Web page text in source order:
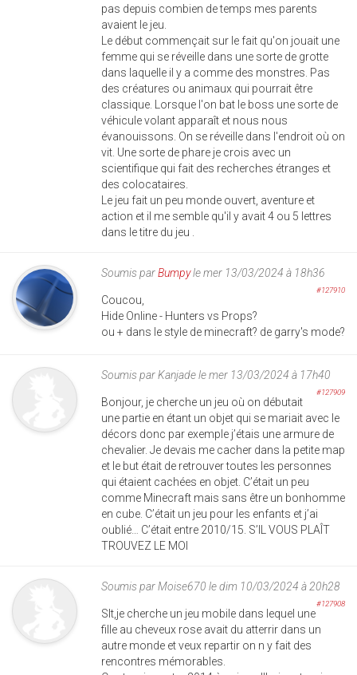
pas depuis combien de temps mes parents
avaient le jeu.
Le début commençait sur le fait qu'on jouait une
femme qui se réveille dans une sorte de grotte
dans laquelle il y a comme des monstres. Pas
des créatures ou animaux qui pourrait être
classique. Lorsque l'on bat le boss une sorte de
véhicule volant apparaît et nous nous
évanouissons. On se réveille dans l'endroit où on
vit. Une sorte de phare je crois avec un
scientifique qui fait des recherches étranges et
des colocataires.
Le jeu fait un peu monde ouvert, aventure et
action et il me semble qu'il y avait 4 ou 5 lettres
dans le titre du jeu .
Soumis parBumpyle mer 13/03/2024 à 18h36
#127910
Coucou,
Hide Online - Hunters vs Props?
ou + dans le style de minecraft? de garry's mode?
Soumis parKanjadele mer 13/03/2024 à 17h40
#127909
Bonjour, je cherche un jeu où on débutait
une partie en étant un objet qui se mariait avec le
décors donc par exemple j’étais une armure de
chevalier. Je devais me cacher dans la petite map
et le but était de retrouver toutes les personnes
qui étaient cachées en objet. C’était un peu
comme Minecraft mais sans être un bonhomme
en cube. C’était un jeu pour les enfants et j’ai
oublié… C’était entre 2010/15. S’IL VOUS PLAÎT
TROUVEZ LE MOI
Soumis parMoise670 le dim 10/03/2024 à 20h28
#127908
Slt,je cherche un jeu mobile dans lequel une
fille au cheveux rose avait du atterrir dans un
autre monde et veux repartir on n y fait des
rencontres mémorables.